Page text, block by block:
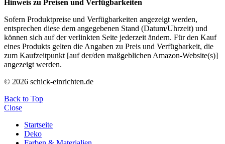
Hinweis zu Preisen und Verfügbarkeiten
Sofern Produktpreise und Verfügbarkeiten angezeigt werden,
entsprechen diese dem angegebenen Stand (Datum/Uhrzeit) und
können sich auf der verlinkten Seite jederzeit ändern. Für den Kauf
eines Produkts gelten die Angaben zu Preis und Verfügbarkeit, die
zum Kaufzeitpunkt [auf der/den maßgeblichen Amazon-Website(s)]
angezeigt werden.
© 2026 schick-einrichten.de
Back to Top
Close
Startseite
Deko